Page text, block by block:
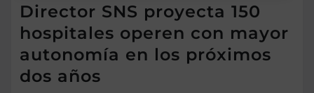
Director SNS proyecta 150
hospitales operen con mayor
autonomía en los próximos
dos años